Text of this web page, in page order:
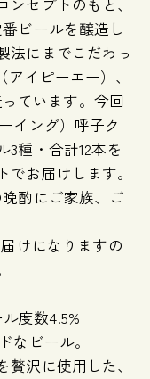
セプトのもと、
ビールを醸造し
法にまでこだわっ
イピーエー）、
ています。今回
イング）呼子ク
3種・合計12本を
お届けします。
酌にご家族、ご
けになりますの
度数4.5%
なビール。
沢に使用した、